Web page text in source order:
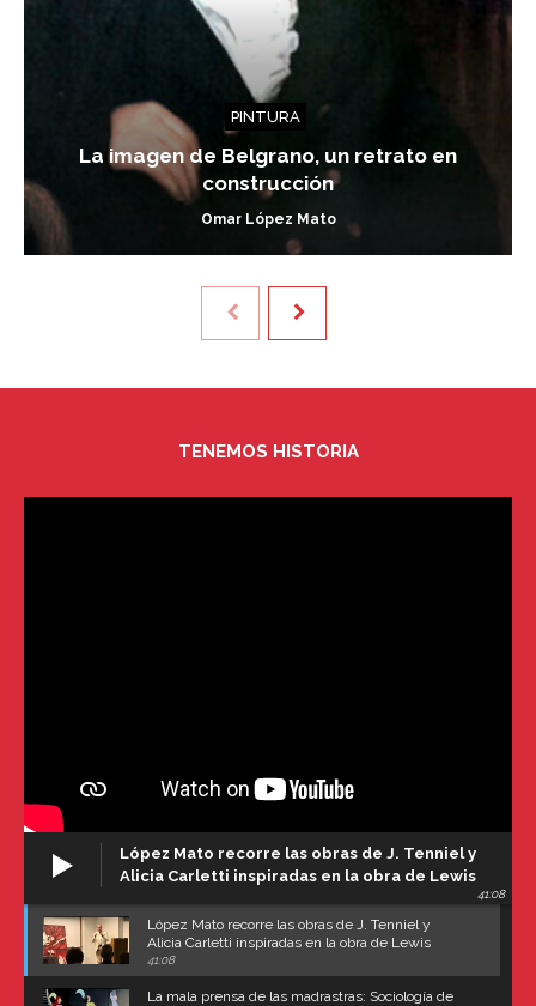
PINTURA
La imagen de Belgrano, un retrato en
construcción
Omar López Mato
TENEMOS HISTORIA
López Mato recorre las obras de J. Tenniel y
Alicia Carletti inspiradas en la obra de Lewis
41:08
López Mato recorre las obras de J. Tenniel y
Alicia Carletti inspiradas en la obra de Lewis
Carroll
41:08
La mala prensa de las madrastras: Sociología de